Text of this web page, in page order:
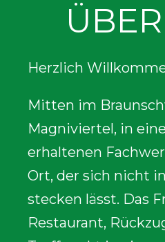
Herzlich
Mitten im
Magniviertel, in
erhaltenen
Ort, der sich nicht
stecken lässt. Das
Restaurant,